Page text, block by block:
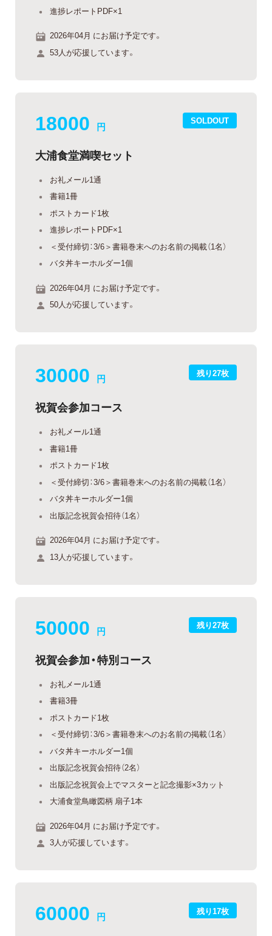
進捗レポートPDF×1
2026年04月 にお届け予定です。
53人が応援しています。
SOLDOUT
18000 円
大浦食堂満喫セット
お礼メール1通
書籍1冊
ポストカード1枚
進捗レポートPDF×1
＜受付締切：3/6＞書籍巻末へのお名前の掲載（1名）
バタ丼キーホルダー1個
2026年04月 にお届け予定です。
50人が応援しています。
残り27枚
30000 円
祝賀会参加コース
お礼メール1通
書籍1冊
ポストカード1枚
＜受付締切：3/6＞書籍巻末へのお名前の掲載（1名）
バタ丼キーホルダー1個
出版記念祝賀会招待（1名）
2026年04月 にお届け予定です。
13人が応援しています。
残り27枚
50000 円
祝賀会参加・特別コース
お礼メール1通
書籍3冊
ポストカード1枚
＜受付締切：3/6＞書籍巻末へのお名前の掲載（1名）
バタ丼キーホルダー1個
出版記念祝賀会招待（2名）
出版記念祝賀会上でマスターと記念撮影×3カット
大浦食堂鳥瞰図柄 扇子1本
2026年04月 にお届け予定です。
3人が応援しています。
残り17枚
60000 円